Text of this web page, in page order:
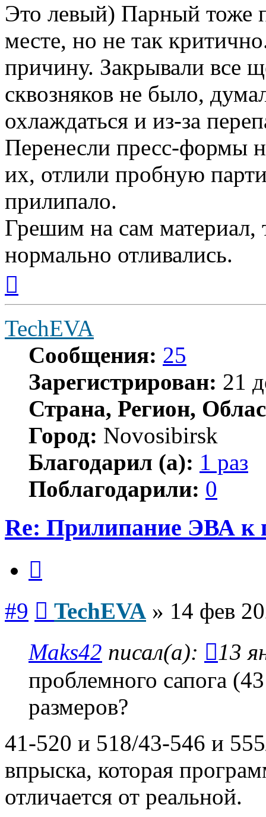
Это левый) Парный тоже
месте, но не так
причину. Закрывали все
сквозняков не было,
охлаждаться и из-за
Перенесли пресс-формы
их, отлили пробную
прилипало.
Грешим на сам материал,
нормально отливались.
началу
TechEVA
Сообщения: 25
Зарегистрирован: 21
Страна, Регион,
Город: Novosibirsk
Благодарил (а): 1 раз
Поблагодарили: 0
Re: Прилипание ЭВА к
#9 TechEVA » 14 фев
Maks42 писал(а):
13
проблемного сапога
размеров?
41-520 и 518/43-546 и
впрыска, которая
отличается от реальной.